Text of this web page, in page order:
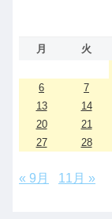
月 火
6
7
13
14
20
21
27
28
« 9月 11月 »